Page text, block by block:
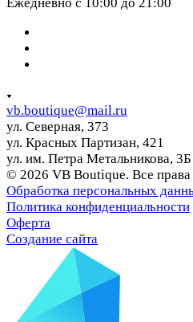
Ежедневно с 10:00 до 21:00
vb.boutique@mail.ru
ул. Северная, 373
ул. Красных Партизан, 421
ул. им. Петра Метальникова, 3Б
© 2026 VB Boutique. Все
Обработка персональных
Политика конфиденциальности
Оферта
Создание сайта